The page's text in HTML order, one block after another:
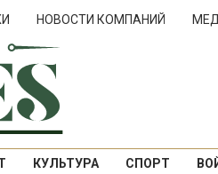
НОВОСТИ КОМПАНИЙ
КУЛЬТУРА СПОРТ